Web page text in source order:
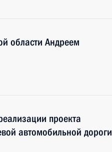
области Андреем
проекта
автомобильной дороги